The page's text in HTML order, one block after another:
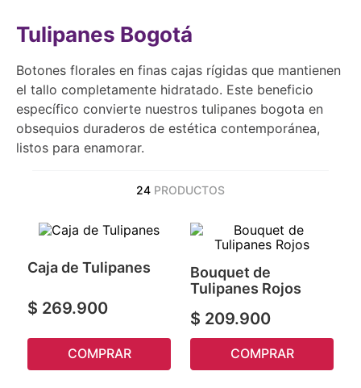
Tulipanes Bogotá
Botones florales en finas cajas rígidas que mantienen
el tallo completamente hidratado. Este beneficio
específico convierte nuestros tulipanes bogota en
obsequios duraderos de estética contemporánea,
listos para enamorar.
24 PRODUCTOS
Caja de Tulipanes
$ 269.900
COMPRAR
Bouquet de
Tulipanes Rojos
$ 209.900
COMPRAR